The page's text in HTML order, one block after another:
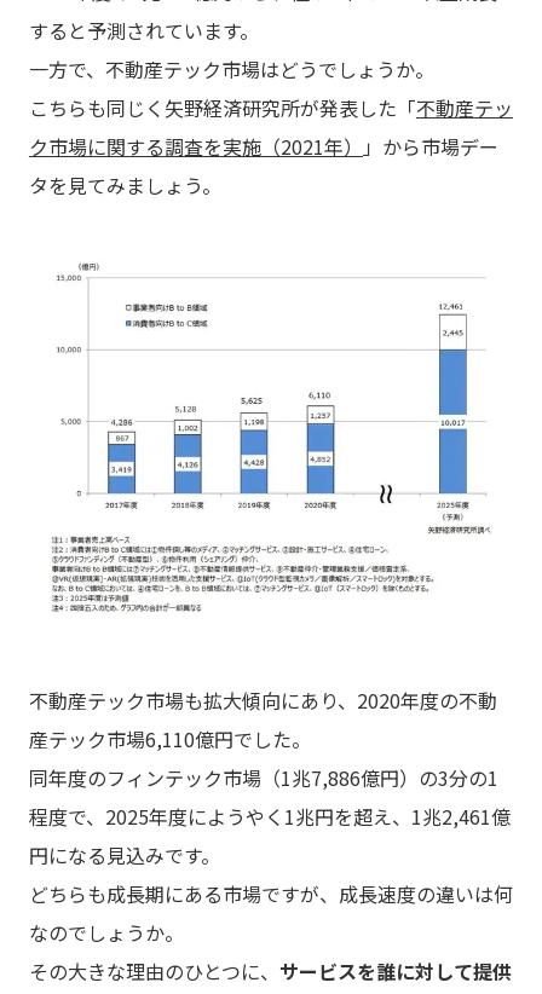
すると予測されています。
一方で、不動産テック市場はどうでしょうか。
こちらも同じく矢野経済研究所が発表した「不動産テッ
ク市場に関する調査を実施（2021年）
」から市場デー
タを見てみましょう。
不動産テック市場も拡大傾向にあり、2020年度の不動
産テック市場6,110億円でした。
同年度のフィンテック市場（1兆7,886億円）の3分の1
程度で、2025年度にようやく1兆円を超え、1兆2,461億
円になる見込みです。
どちらも成長期にある市場ですが、成長速度の違いは何
なのでしょうか。
その大きな理由のひとつに、 サービスを誰に対して提供